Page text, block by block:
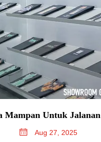
Mampan Untuk Jalanan
Aug 27, 2025